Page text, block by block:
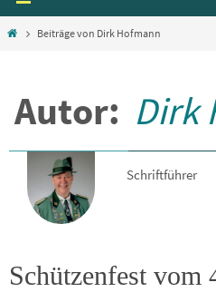
StartBeiträge von Dirk Hofmann
Autor: Dirk
Schriftführer
Schützenfest vom